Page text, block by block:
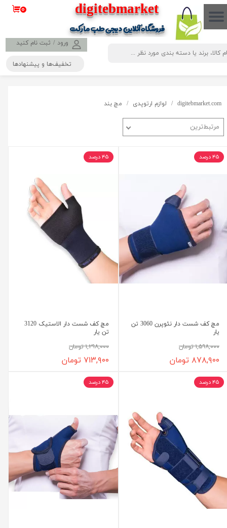
​​​​​​​​digitebmarket
فروشگاه آنلاین دیجی طب مارکت
ورود / ثبت نام کنید
حساب کاربری من
تغییر گذر واژه
۰
تخفیف‌ها و پیشنهادها
digitebmarket.com لوازم ارتوپدی مچ بند
مرتبط‌ترین
مچ کف شست دار نئوپرن 3060 تن
یار
۱,۵۹۸,۰۰۰ تومان
۸۷۸,۹۰۰ تومان
۴۵ درصد
مچ کف شست دار الاستیک 3120
تن یار
۱,۲۹۸,۰۰۰ تومان
۷۱۳,۹۰۰ تومان
۴۵ درصد
۴۵ درصد ۴۵ درصد